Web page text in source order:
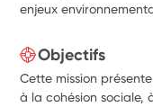
enjeux
Objectifs
Cette mission
à la cohésion sociale,